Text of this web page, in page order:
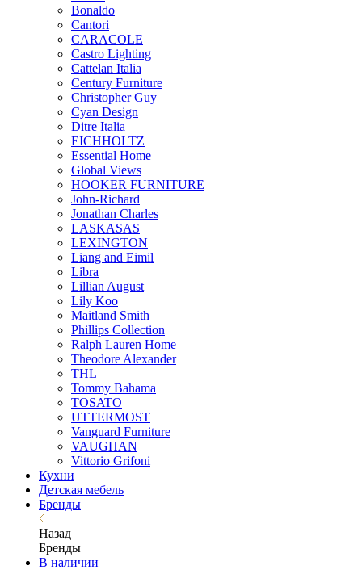
Bonaldo
Cantori
CARACOLE
Castro Lighting
Cattelan Italia
Century Furniture
Christopher Guy
Cyan Design
Ditre Italia
EICHHOLTZ
Essential Home
Global Views
HOOKER FURNITURE
John-Richard
Jonathan Charles
LASKASAS
LEXINGTON
Liang and Eimil
Libra
Lillian August
Lily Koo
Maitland Smith
Phillips Collection
Ralph Lauren Home
Theodore Alexander
THL
Tommy Bahama
TOSATO
UTTERMOST
Vanguard Furniture
VAUGHAN
Vittorio Grifoni
Кухни
Детская мебель
Бренды
Назад
Бренды
В наличии